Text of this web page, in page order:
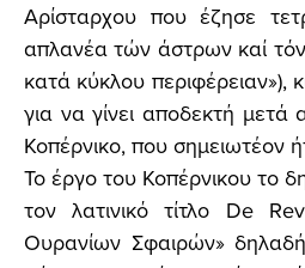
Αρίσταρχου που έζησε
απλανέα τών άστρων καί τόν
κατά κύκλου
για να γίνει αποδεκτή μετά
Κοπέρνικο, που σημειωτέον
Το έργο του Κοπέρνικου το
τον λατινικό τίτλο De
Ουρανίων Σφαιρών»